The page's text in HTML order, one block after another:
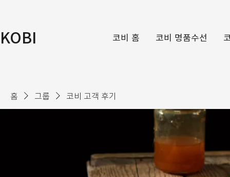
KOBI 코비 홈 코비 명품수선
홈 그룹 코비 고객 후기